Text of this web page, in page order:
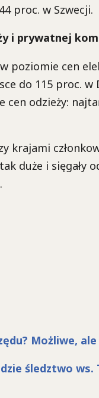
proc. w Szwecji.
i prywatnej
poziomie cen
do 115 proc. w
odzieży:
krajami
duże i sięgały
Możliwe, ale
śledztwo ws.